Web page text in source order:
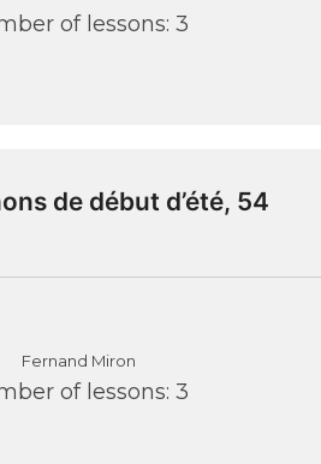
of lessons: 3
de début d’été, 54
Fernand Miron
of lessons: 3